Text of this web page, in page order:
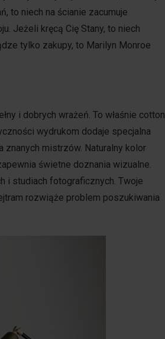
to niech na ścianie zacumuje
Jeżeli kręcą Cię Stany, to niech
tylko zakupy, to Marilyn Monroe
i dobrych wrażeń. To właśnie cotton
wydrukom dodaje specjalna
mistrzów. Naturalny kolor
świetne doznania wizualne.
i studiach fotograficznych. Twoje
rozwiąże problem poszukiwania